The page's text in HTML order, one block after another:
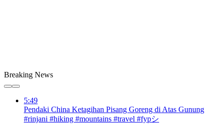
Breaking News
5:49
Pendaki China Ketagihan Pisang Goreng di Atas Gunung
#rinjani #hiking #mountains #travel #fypシ